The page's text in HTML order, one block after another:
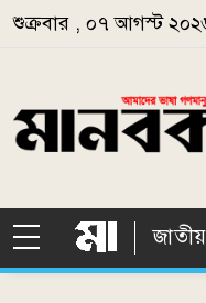
Skip to main content
শুক্রবার , ০৭ আগস্ট
জাতীয়